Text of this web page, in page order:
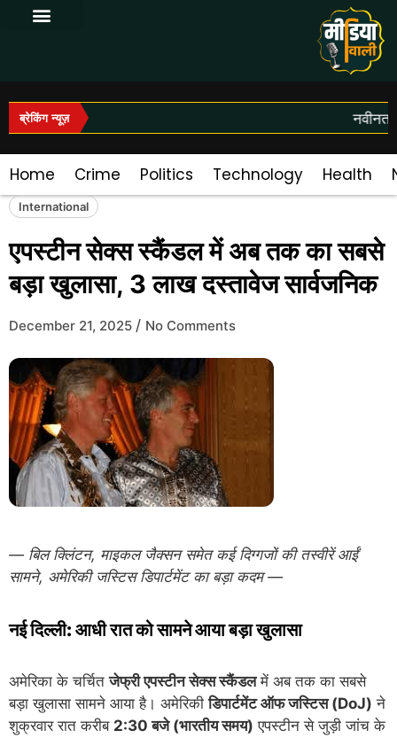
ब्रेकिंग न्यूज़
Home Crime Politics Technology Health
International
एपस्टीन सेक्स स्कैंडल में अब तक का सबसे
बड़ा खुलासा, 3 लाख दस्तावेज सार्वजनिक
December 21, 2025 / No Comments
— बिल क्लिंटन, माइकल जैक्सन समेत कई दिग्गजों की तस्वीरें आईं
सामने, अमेरिकी जस्टिस डिपार्टमेंट का बड़ा कदम —
नई दिल्ली: आधी रात को सामने आया बड़ा खुलासा
अमेरिका के चर्चितजेफ्री एपस्टीन सेक्स स्कैंडलमें अब तक का सबसे
बड़ा खुलासा सामने आया है। अमेरिकीडिपार्टमेंट ऑफ जस्टिस (DoJ) ने
शुक्रवार रात करीब 2:30 बजे (भारतीय समय) एपस्टीन से जुड़ी जांच के